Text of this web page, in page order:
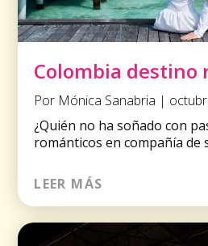
Colombia destino
Por Mónica Sanabria |
¿Quién no ha soñado con
románticos en compañía de
LEER MÁS